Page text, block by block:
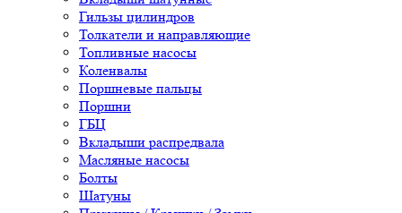
Гильзы цилиндров
Толкатели и направляющие
Топливные насосы
Коленвалы
Поршневые пальцы
Поршни
ГБЦ
Вкладыши распредвала
Масляные насосы
Болты
Шатуны